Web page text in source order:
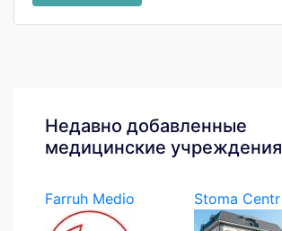
Недавно добавленные
медицинские учреждения
Farruh Medio
Servis
Stoma Centr